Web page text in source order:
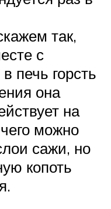
так,
с
печь горсть
она
на
можно
сажи, но
копоть